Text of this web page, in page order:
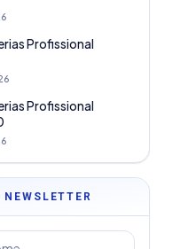
Profissional
Profissional